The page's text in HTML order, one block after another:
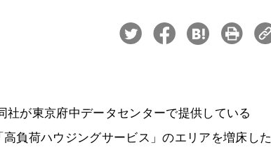
が東京府中データセンターで提供している
負荷ハウジングサービス」のエリアを増床した